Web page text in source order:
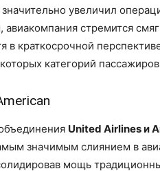
увеличил
стремится
в краткосрочной
категорий
United Airlines и
значимым слиянием в
мощь